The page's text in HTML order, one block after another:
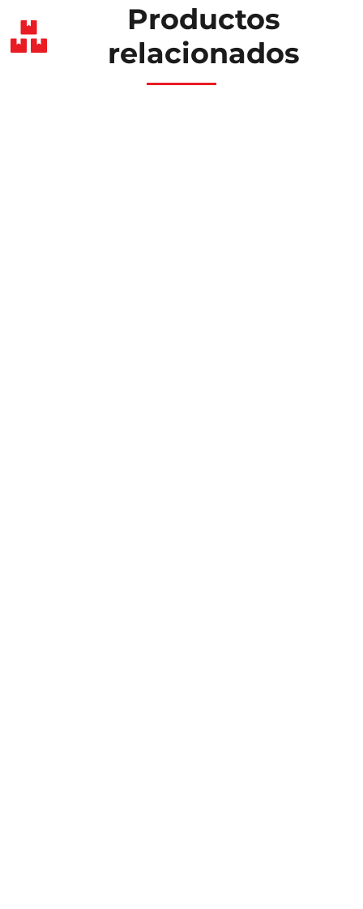
Productos
relacionados